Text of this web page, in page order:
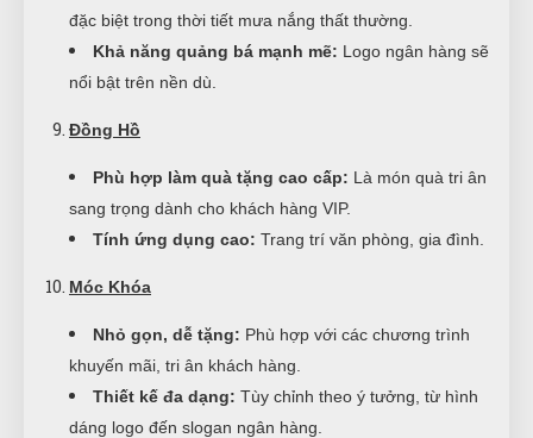
đặc biệt trong thời tiết mưa nắng thất thường.
Khả năng quảng bá mạnh mẽ: Logo ngân hàng sẽ
nổi bật trên nền dù.
Đồng Hồ
Phù hợp làm quà tặng cao cấp: Là món quà tri ân
sang trọng dành cho khách hàng VIP.
Tính ứng dụng cao: Trang trí văn phòng, gia đình.
Móc Khóa
Nhỏ gọn, dễ tặng: Phù hợp với các chương trình
khuyến mãi, tri ân khách hàng.
Thiết kế đa dạng: Tùy chỉnh theo ý tưởng, từ hình
dáng logo đến slogan ngân hàng.